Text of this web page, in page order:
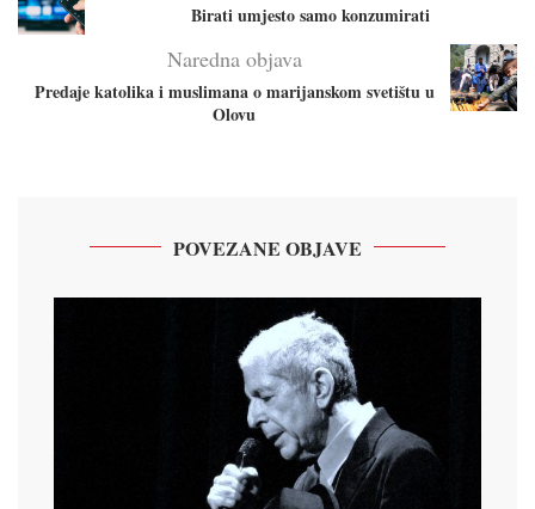
Birati umjesto samo konzumirati
Naredna objava
Predaje katolika i muslimana o marijanskom svetištu u
Olovu
POVEZANE OBJAVE